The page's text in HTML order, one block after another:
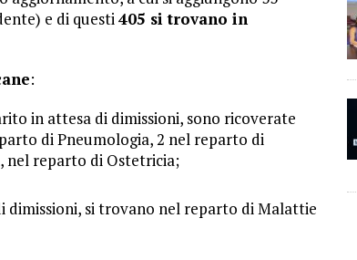
e di questi405 si trovano in
:
in attesa di dimissioni, sono ricoverate
di Pneumologia, 2 nel reparto di
nel reparto di Ostetricia;
dimissioni, si trovano nel reparto di Malattie